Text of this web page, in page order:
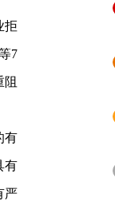
拒
7
阻
有
有
严